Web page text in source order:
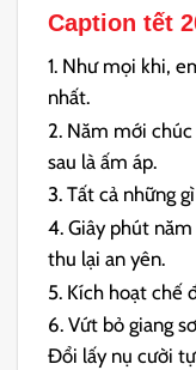
Caption tết
1. Như mọi khi,
nhất.
2. Năm mới
sau là ấm áp.
3. Tất cả những
4. Giây phút
thu lại an yên.
5. Kích hoạt chế
6. Vứt bỏ giang
Đổi lấy nụ cười